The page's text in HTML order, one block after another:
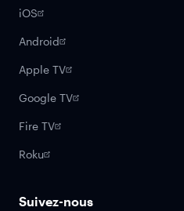
iOS
Android
Apple TV
Google TV
Fire TV
Roku
Suivez-nous